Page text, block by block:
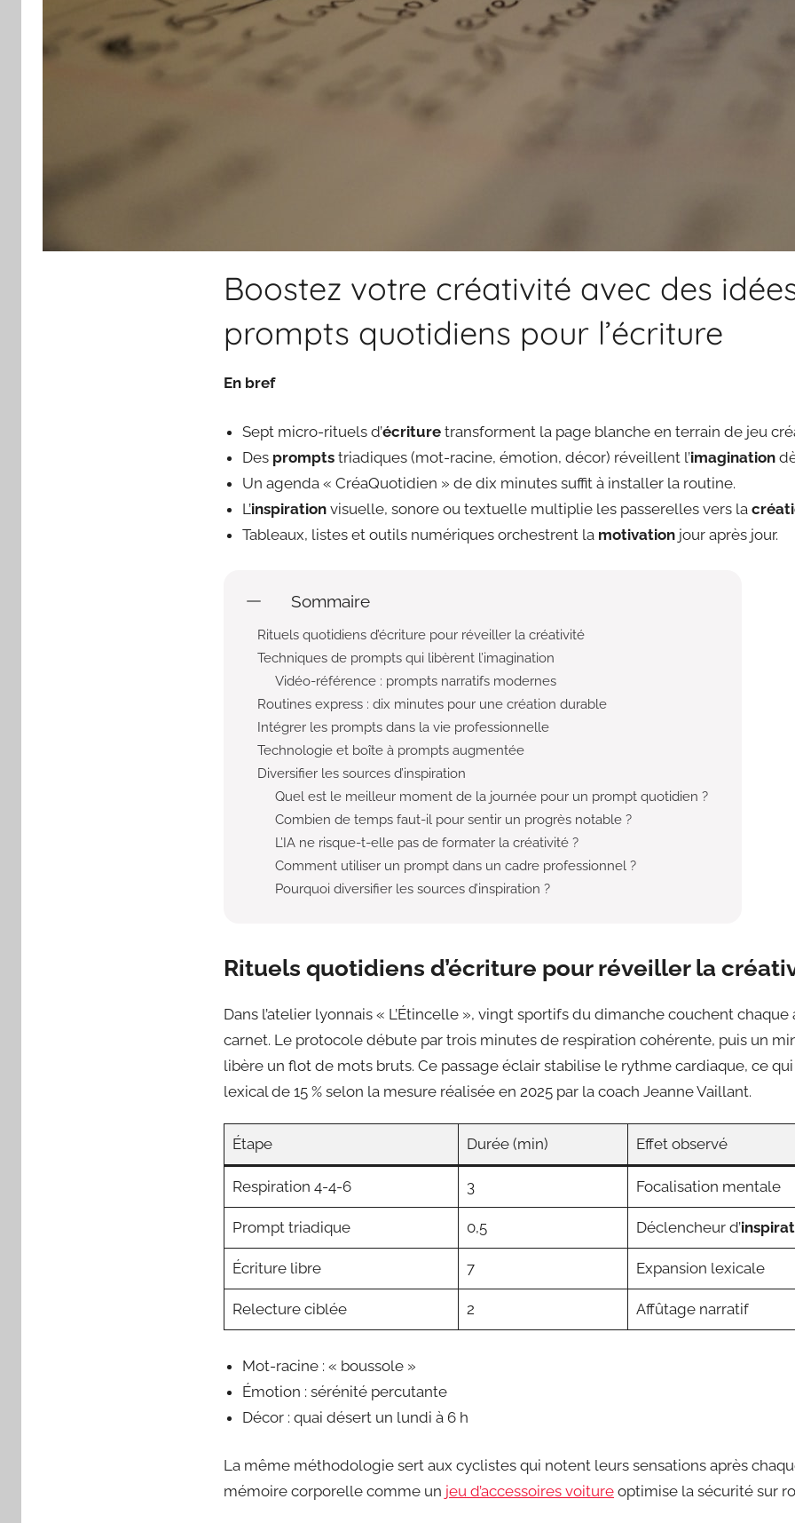
Boostez votre créativité avec des
prompts quotidiens pour l’écriture
En bref
Sept micro-rituels d’écriture transforment la page blanche en terrain de jeu
Des prompts triadiques (mot-racine, émotion, décor) réveillent l’imagination
Un agenda « CréaQuotidien » de dix minutes suffit à installer la routine.
L’inspiration visuelle, sonore ou textuelle multiplie les passerelles vers la
Tableaux, listes et outils numériques orchestrent la motivation jour après jour.
Sommaire
Rituels quotidiens d’écriture pour réveiller la créativité
Techniques de prompts qui libèrent l’imagination
Vidéo-référence : prompts narratifs modernes
Routines express : dix minutes pour une création durable
Intégrer les prompts dans la vie professionnelle
Technologie et boîte à prompts augmentée
Diversifier les sources d’inspiration
Quel est le meilleur moment de la journée pour un prompt quotidien ?
Combien de temps faut-il pour sentir un progrès notable ?
L’IA ne risque-t-elle pas de formater la créativité ?
Comment utiliser un prompt dans un cadre professionnel ?
Pourquoi diversifier les sources d’inspiration ?
Rituels quotidiens d’écriture pour réveiller la
Dans l’atelier lyonnais « L’Étincelle », vingt sportifs du dimanche couchent
carnet. Le protocole débute par trois minutes de respiration cohérente, puis un
libère un flot de mots bruts. Ce passage éclair stabilise le rythme cardiaque, ce
lexical de 15 % selon la mesure réalisée en 2025 par la coach Jeanne Vaillant.
Étape Durée (min) Effet observé
Respiration 4-4-6 3 Focalisation mentale
Prompt triadique 0,5 Déclencheur d’
Écriture libre 7 Expansion lexicale
Relecture ciblée 2 Affûtage narratif
Mot-racine : « boussole »
Émotion : sérénité percutante
Décor : quai désert un lundi à 6 h
La même méthodologie sert aux cyclistes qui notent leurs sensations après
mémoire corporelle comme un jeu d’accessoires voiture optimise la sécurité sur